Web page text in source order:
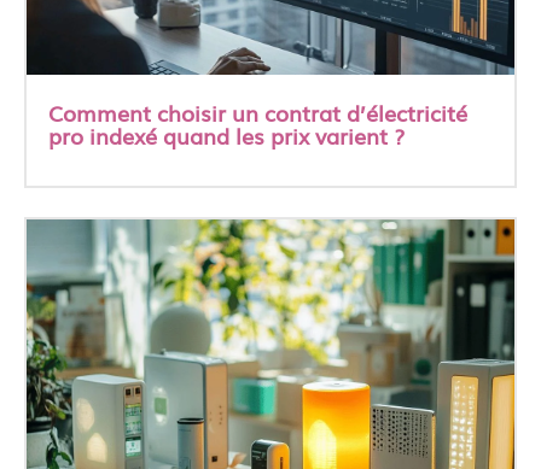
Comment choisir un contrat d’électricité
pro indexé quand les prix varient ?